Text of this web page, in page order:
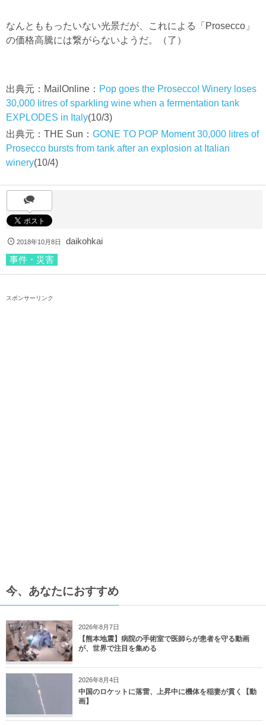
なんとももったいない光景だが、これによる「Prosecco」
の価格高騰には繋がらないようだ。（了）
出典元：MailOnline： Pop goes the Prosecco! Winery loses
30,000 litres of sparkling wine when a fermentation tank
EXPLODES in Italy(10/3)
出典元：THE Sun： GONE TO POP Moment 30,000 litres of
Prosecco bursts from tank after an explosion at Italian
winery(10/4)
2018年10月8日
daikohkai
事件・災害
スポンサーリンク
今、あなたにおすすめ
2026年8月7日
【熊本地震】病院の手術室で医師らが患者を守る動画
が、世界で注目を集める
2026年8月4日
中国のロケットに落雷、上昇中に機体を稲妻が貫く【動
画】